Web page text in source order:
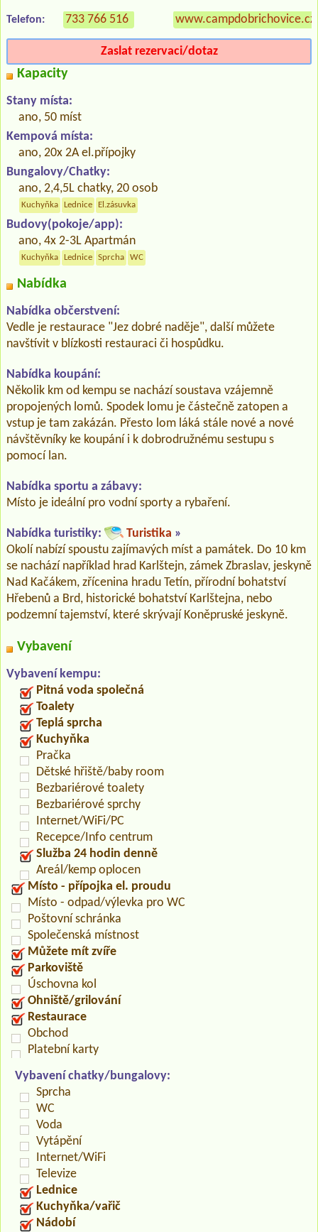
Telefon: 733 766 516 www.campdobrichovice.cz
Zaslat rezervaci/dotaz
Kapacity
Stany místa:
ano, 50 míst
Kempová místa:
ano, 20x 2A el.přípojky
Bungalovy/Chatky:
ano, 2,4,5L chatky, 20 osob
Kuchyňka Lednice El.zásuvka
Budovy(pokoje/app):
ano, 4x 2-3L Apartmán
Kuchyňka Lednice Sprcha WC
Nabídka
Nabídka občerstvení:
Vedle je restaurace "Jez dobré naděje", další můžete
navštívit v blízkosti restauraci či hospůdku.
Nabídka koupání:
Několik km od kempu se nachází soustava vzájemně
propojených lomů. Spodek lomu je částečně zatopen a
vstup je tam zakázán. Přesto lom láká stále nové a nové
návštěvníky ke koupání i k dobrodružnému sestupu s
pomocí lan.
Nabídka sportu a zábavy:
Místo je ideální pro vodní sporty a rybaření.
Nabídka turistiky: Turistika »
Okolí nabízí spoustu zajímavých míst a památek. Do 10 km
se nachází například hrad Karlštejn, zámek Zbraslav, jeskyně
Nad Kačákem, zřícenina hradu Tetín, přírodní bohatství
Hřebenů a Brd, historické bohatství Karlštejna, nebo
podzemní tajemství, které skrývají Koněpruské jeskyně.
Vybavení
Vybavení kempu:
Pitná voda společná
Toalety
Teplá sprcha
Kuchyňka
Pračka
Dětské hřiště/baby room
Bezbariérové toalety
Bezbariérové sprchy
Internet/WiFi/PC
Recepce/Info centrum
Služba 24 hodin denně
Areál/kemp oplocen
Místo - přípojka el. proudu
Místo - odpad/výlevka pro WC
Poštovní schránka
Společenská místnost
Můžete mít zvíře
Parkoviště
Úschovna kol
Ohniště/grilování
Restaurace
Obchod
Platební karty
Vybavení chatky/bungalovy:
Sprcha
WC
Voda
Vytápění
Internet/WiFi
Televize
Lednice
Kuchyňka/vařič
Nádobí